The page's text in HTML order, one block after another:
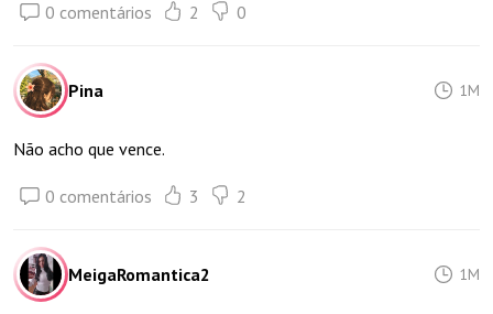
0 comentários 2 0
Pina 1M
Não acho que vence.
0 comentários 3 2
MeigaRomantica2 1M